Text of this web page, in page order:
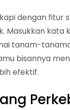
dengan
Masukkan kata
tanam-
bisannya
efektif.